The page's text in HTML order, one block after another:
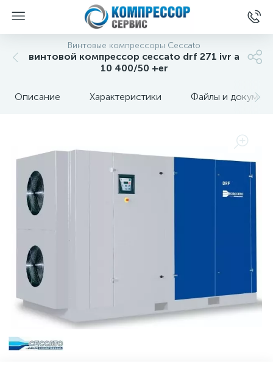
Винтовые компрессоры Ceccato
винтовой компрессор ceccato drf 271 ivr a
10 400/50 +er
Описание Характеристики Файлы и